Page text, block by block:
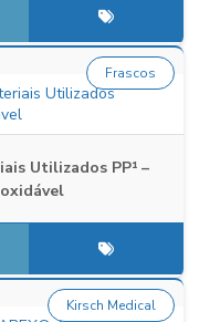
Utilizados PP¹ –
Frascos
Kirsch Medical